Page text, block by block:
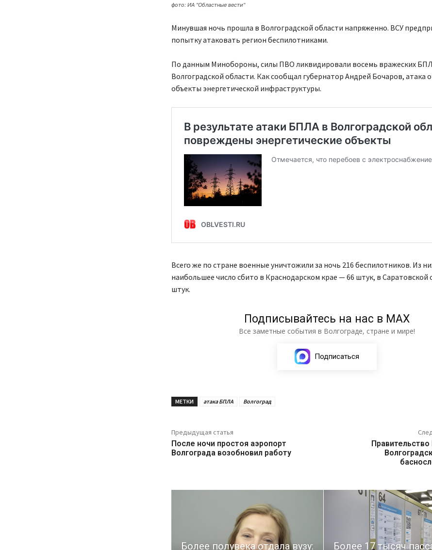
фото: ИА "Областные вести"
Минувшая ночь прошла в Волгоградской области напряженно. ВСУ
попытку атаковать регион беспилотниками.
По данным Минобороны, силы ПВО ликвидировали восемь вражеских
Волгоградской области. Как сообщал губернатор Андрей Бочаров, атака
объекты энергетической инфраструктуры.
Всего же по стране военные уничтожили за ночь 216 беспилотников. Из
наибольшее число сбито в Краснодарском крае — 66 штук, в Саратовской
штук.
Подписывайтесь на нас в МАХ
Все заметные события в Волгограде, стране и мире!
Подписаться
МЕТКИ атака БПЛА Волгоград
Предыдущая статья
После ночи простоя аэропорт
Волгограда возобновил работу
Более полувека отдала вузу: Более 17 тысяч